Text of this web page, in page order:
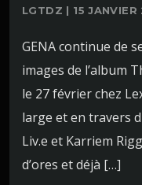
LGTDZ | 15
GENA continue de
images de l’album
le 27 février chez
large et en travers
Liv.e et Karriem
d’ores et déjà […]